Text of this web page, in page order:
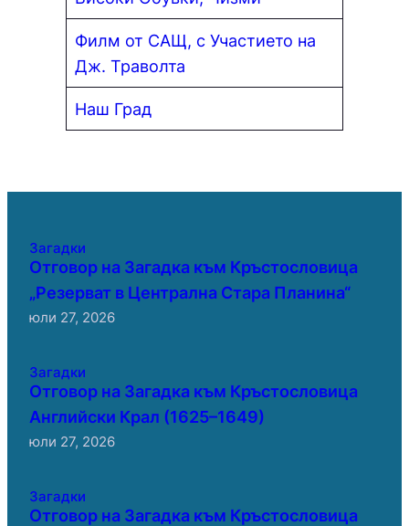
Филм от САЩ, с Участието на
Дж. Траволта
Наш Град
Загадки
Отговор на Загадка към Кръстословица
„Резерват в Централна Стара Планина“
юли 27, 2026
Загадки
Отговор на Загадка към Кръстословица
Английски Крал (1625–1649)
юли 27, 2026
Загадки
Отговор на Загадка към Кръстословица